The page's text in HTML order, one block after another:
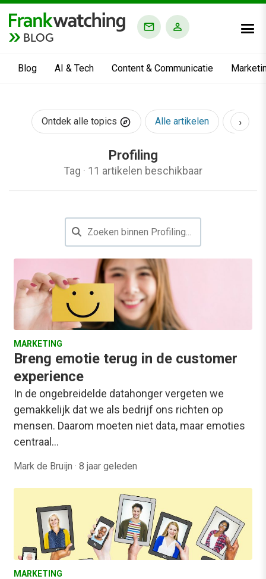
BLOG
Blog AI & Tech Content & Communicatie
Ontdek alle topics Alle artikelen AI &
›
Profiling
Tag · 11 artikelen beschikbaar
MARKETING
Breng emotie terug in de customer
experience
In de ongebreidelde datahonger vergeten we
gemakkelijk dat we als bedrijf ons richten op
mensen. Daarom moeten niet data, maar emoties
centraal…
Mark de Bruijn · 8 jaar geleden
MARKETING